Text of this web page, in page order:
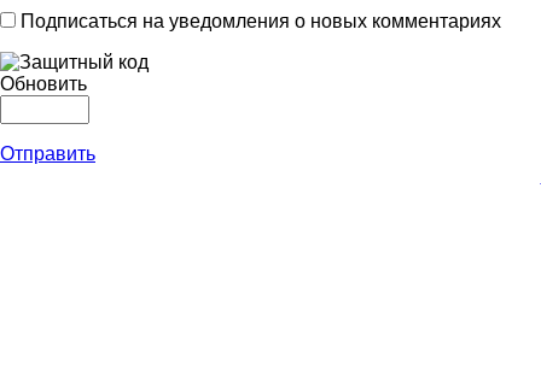
Подписаться на уведомления о новых комментариях
Обновить
Отправить